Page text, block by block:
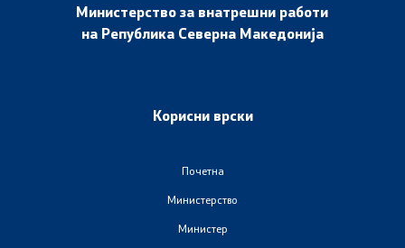
Расходи за услуги
Министерство за внатрешни работи
на Република Северна Македонија
Корисни врски
Почетна
Министерство
Министер